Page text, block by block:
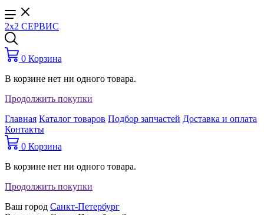
2x2 СЕРВИС
0 Корзина
В корзине нет ни одного товара.
Продолжить покупки
Главная Каталог товаров Подбор запчастей Доставка и оплата
Контакты
0 Корзина
В корзине нет ни одного товара.
Продолжить покупки
Ваш город Санкт-Петербург